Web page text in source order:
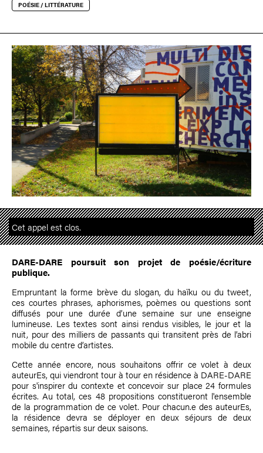
POÉSIE / LITTÉRATURE
Cet appel est clos.
DARE-DARE poursuit son projet de poésie/écriture
publique.
Empruntant la forme brève du slogan, du haïku ou du tweet,
ces courtes phrases, aphorismes, poèmes ou questions sont
diffusés pour une durée d’une semaine sur une enseigne
lumineuse. Les textes sont ainsi rendus visibles, le jour et la
nuit, pour des milliers de passants qui transitent près de l’abri
mobile du centre d’artistes.
Cette année encore, nous souhaitons offrir ce volet à deux
auteurEs, qui viendront tour à tour en résidence à DARE-DARE
pour s'inspirer du contexte et concevoir sur place 24 formules
écrites. Au total, ces 48 propositions constitueront l'ensemble
de la programmation de ce volet. Pour chacun.e des auteurEs,
la résidence devra se déployer en deux séjours de deux
semaines, répartis sur deux saisons.